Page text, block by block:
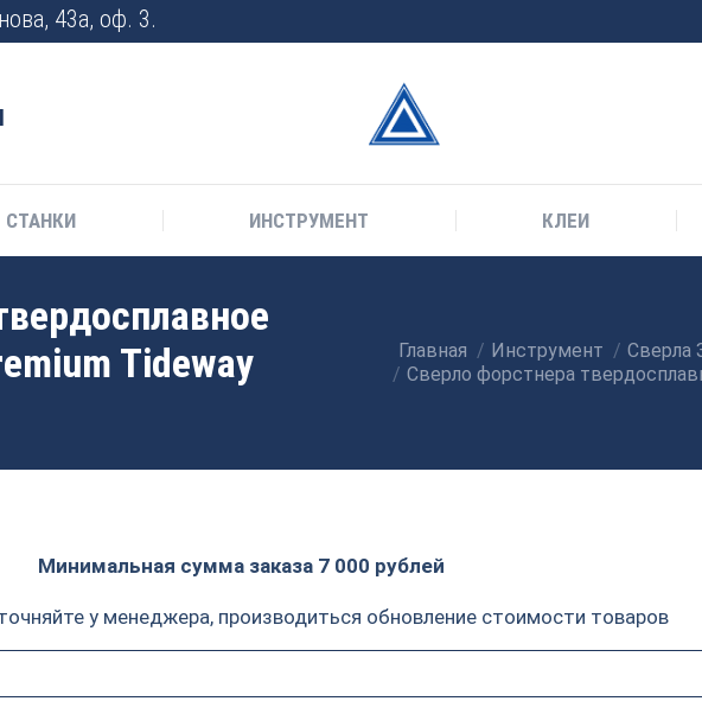
43а, оф. 3.
СТАНКИ ИНСТРУМЕНТ КЛЕИ
Tideway
Вы здесь:
Главная Инструмент Сверла
Сверло форстнера
Минимальная сумма заказа 7 000 рублей
у менеджера, производиться обновление стоимости товаров